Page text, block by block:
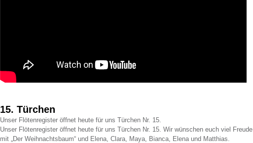
15. Türchen
Unser Flötenregister öffnet heute für uns Türchen Nr. 15.
Unser Flötenregister öffnet heute für uns Türchen Nr. 15. Wir wünschen euch viel Freude
mit „Der Weihnachtsbaum“ und Elena, Clara, Maya, Bianca, Elena und Matthias.